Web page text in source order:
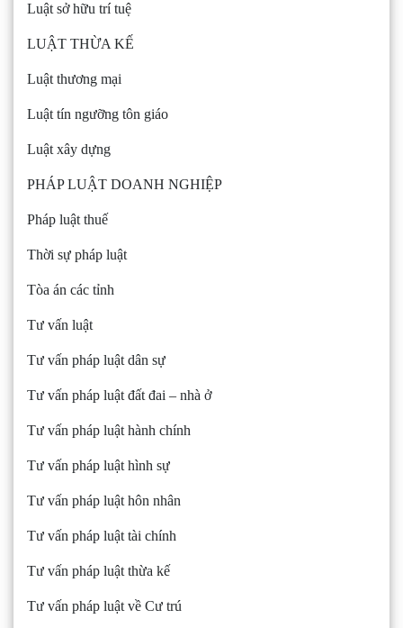
Luật sở hữu trí tuệ
LUẬT THỪA KẾ
Luật thương mại
Luật tín ngưỡng tôn giáo
Luật xây dựng
PHÁP LUẬT DOANH NGHIỆP
Pháp luật thuế
Thời sự pháp luật
Tòa án các tỉnh
Tư vấn luật
Tư vấn pháp luật dân sự
Tư vấn pháp luật đất đai – nhà ở
Tư vấn pháp luật hành chính
Tư vấn pháp luật hình sự
Tư vấn pháp luật hôn nhân
Tư vấn pháp luật tài chính
Tư vấn pháp luật thừa kế
Tư vấn pháp luật về Cư trú